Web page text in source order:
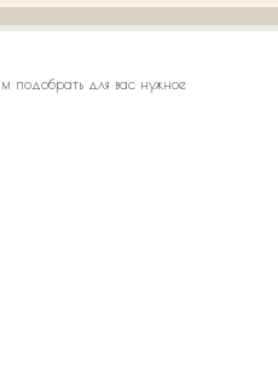
подобрать для вас нужное